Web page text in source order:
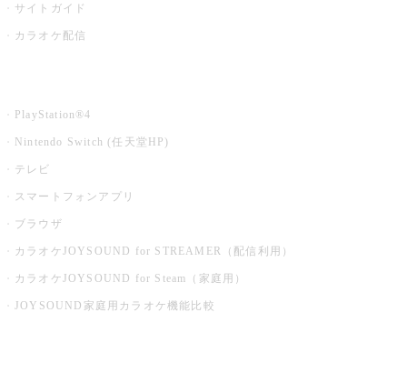
サイトガイド
カラオケ配信
PlayStation®4
Nintendo Switch (任天堂HP)
テレビ
スマートフォンアプリ
ブラウザ
カラオケJOYSOUND for STREAMER（配信利用）
カラオケJOYSOUND for Steam（家庭用）
JOYSOUND家庭用カラオケ機能比較